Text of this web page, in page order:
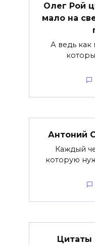
Олег Рой
мало на
А ведь как
Антоний
Каждый
которую
Цитаты